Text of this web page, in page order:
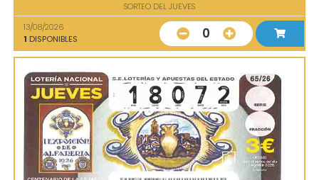
SORTEO DEL JUEVES
13/08/2026
1 DISPONIBLES 0